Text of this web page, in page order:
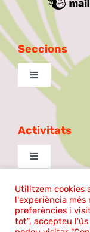
Seccions
Toggle
Navigation
Excursionista
Taula de Debat
La Patilla
Ball de plaça
Activitats
Toggle
Navigation
cantem
Aula de Teatre
©2023 | El Coro
Utilitzem cookies
l'experiència
preferències i
tot", accepteu l'ús